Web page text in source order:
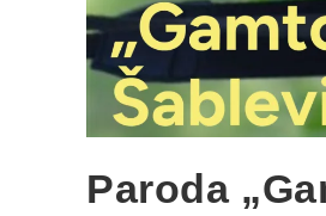
Paroda